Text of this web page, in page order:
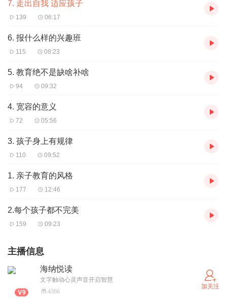
7. 走出自我 适应孩子
139 06:17
6. 报什么样的兴趣班
115 08:23
5. 教育绝不是缺啥补啥
94 09:32
4. 宽容的意义
72 05:56
3. 孩子身上有规律
110 09:52
1. 亲子教育的风格
177 12:46
2.每个孩子都不完美
159 09:23
主播信息
海纳悦读
文字触动心灵声音开启智慧
4366
加关注